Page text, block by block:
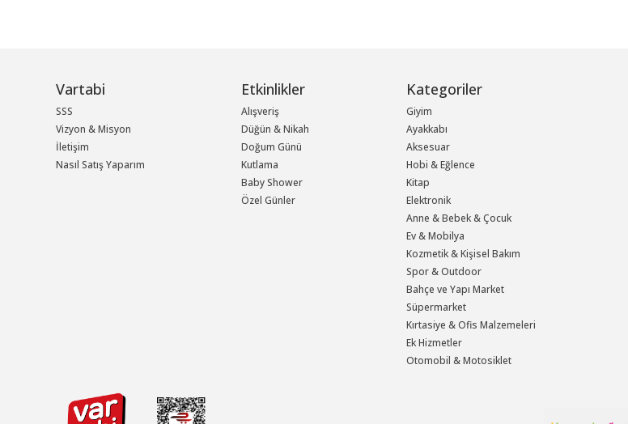
Vartabi
SSS
Vizyon & Misyon
İletişim
Nasıl Satış Yaparım
Etkinlikler
Alışveriş
Düğün & Nikah
Doğum Günü
Kutlama
Baby Shower
Özel Günler
Kategoriler
Giyim
Ayakkabı
Aksesuar
Hobi & Eğlence
Kitap
Elektronik
Anne & Bebek & Çocuk
Ev & Mobilya
Kozmetik & Kişisel Bakım
Spor & Outdoor
Bahçe ve Yapı Market
Süpermarket
Kırtasiye & Ofis Malzemeleri
Ek Hizmetler
Otomobil & Motosiklet